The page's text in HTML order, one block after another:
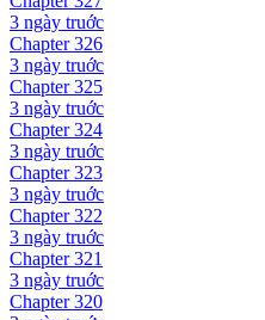
3 ngày truớc
Chapter326
3 ngày truớc
Chapter325
3 ngày truớc
Chapter324
3 ngày truớc
Chapter323
3 ngày truớc
Chapter322
3 ngày truớc
Chapter321
3 ngày truớc
Chapter320